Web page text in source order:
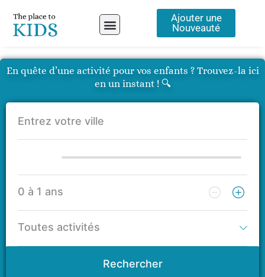
contenu
Ajouter une
Nouveauté
En quête d’une activité pour vos enfants ? Trouvez-la ici
en un instant ! 🔍
Rechercher